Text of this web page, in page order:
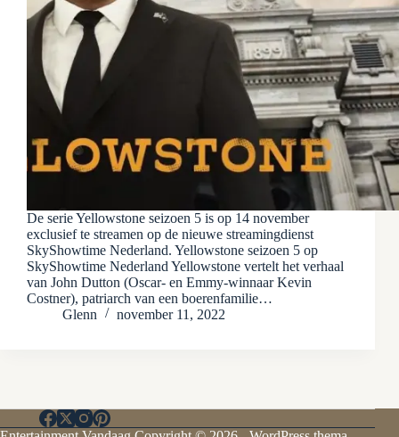
De serie Yellowstone seizoen 5 is op 14 november
exclusief te streamen op de nieuwe streamingdienst
SkyShowtime Nederland. Yellowstone seizoen 5 op
SkyShowtime Nederland Yellowstone vertelt het verhaal
van John Dutton (Oscar- en Emmy-winnaar Kevin
Costner), patriarch van een boerenfamilie…
Glenn
november 11, 2022